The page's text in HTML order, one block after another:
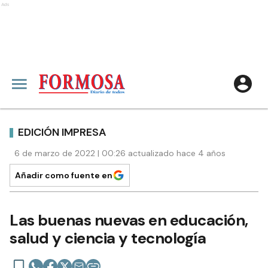
Ads
EDICIÓN IMPRESA
6 de marzo de 2022 | 00:26 actualizado hace 4 años
Añadir como fuente en
Las buenas nuevas en educación,
salud y ciencia y tecnología